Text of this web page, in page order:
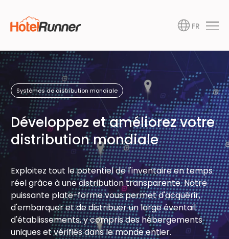
FR
Systèmes de distribution mondiale
Développez et améliorez votre
distribution mondiale
Exploitez tout le potentiel de l'inventaire en temps
réel grâce à une distribution transparente. Notre
puissante plate-forme vous permet d'acquérir,
d'embarquer et de distribuer un large éventail
d'établissements, y compris des hébergements
uniques et vérifiés dans le monde entier.